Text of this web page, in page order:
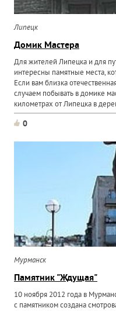
Липецк
Домик Мастера
Для жителей Липецка и для
интересны памятные места,
Если вам близка
случаем побывать в домике
километрах от Липецка в
0
Мурманск
Памятник "Ждущая"
10 ноября 2012 года в
с памятником создана